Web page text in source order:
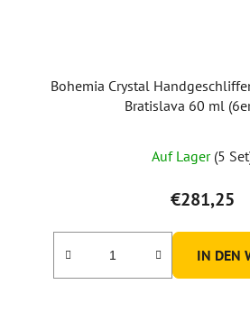
Bohemia Crystal
Bratislava 60 ml
Auf Lager (5
€281,25
IN DEN